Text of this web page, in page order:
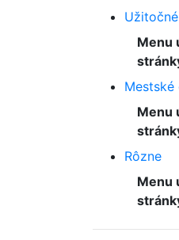
Menu
Mestské
Menu
Rôzne
Menu